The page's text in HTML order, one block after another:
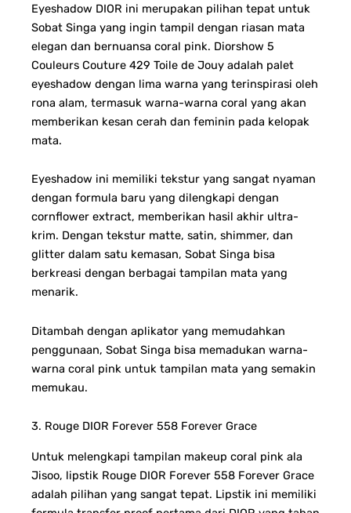
Eyeshadow DIOR ini merupakan pilihan tepat untuk
Sobat Singa yang ingin tampil dengan riasan mata
elegan dan bernuansa coral pink. Diorshow 5
Couleurs Couture 429 Toile de Jouy adalah palet
eyeshadow dengan lima warna yang terinspirasi oleh
rona alam, termasuk warna-warna coral yang akan
memberikan kesan cerah dan feminin pada kelopak
mata.
Eyeshadow ini memiliki tekstur yang sangat nyaman
dengan formula baru yang dilengkapi dengan
cornflower extract, memberikan hasil akhir ultra-
krim. Dengan tekstur matte, satin, shimmer, dan
glitter dalam satu kemasan, Sobat Singa bisa
berkreasi dengan berbagai tampilan mata yang
menarik.
Ditambah dengan aplikator yang memudahkan
penggunaan, Sobat Singa bisa memadukan warna-
warna coral pink untuk tampilan mata yang semakin
memukau.
3. Rouge DIOR Forever 558 Forever Grace
Untuk melengkapi tampilan makeup coral pink ala
Jisoo, lipstik Rouge DIOR Forever 558 Forever Grace
adalah pilihan yang sangat tepat. Lipstik ini memiliki